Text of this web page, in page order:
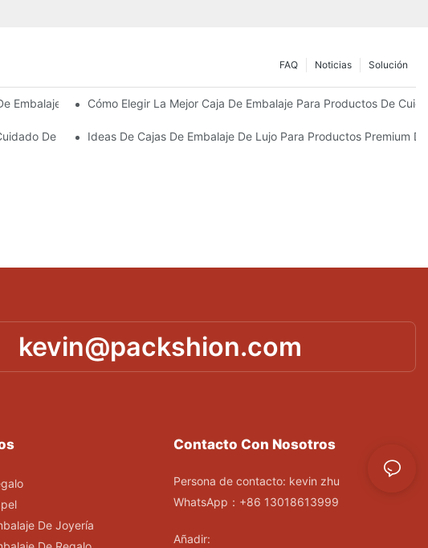
Solución
Noticias
FAQ
Embalaje SosteniblesCómo Elegir La Mejor Caja De Embalaje Para Productos De
De La Piel Personalizados Que Fomentan La Fidelidad A La Marca
Ideas De Cajas De Embalaje De Lujo Para Productos Premium
kevin@packshion.com
De Joyería
Contacto Con Nosotros
Persona de contacto: kevin zhu
WhatsApp：+86 13018613999
Añadir: